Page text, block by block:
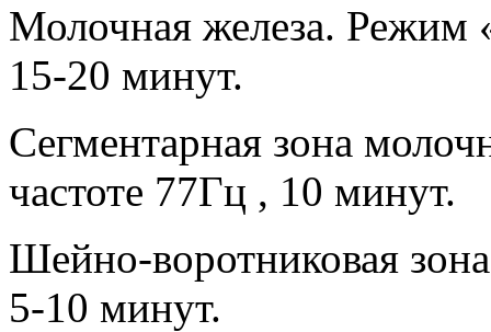
Молочная железа. Режим
15-20 минут.
Сегментарная зона
частоте 77Гц , 10 минут.
Шейно-воротниковая
5-10 минут.